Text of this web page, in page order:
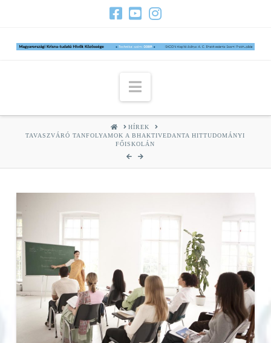
Navigation
HOMEHÍREK
TAVASZVÁRÓ TANFOLYAMOK A BHAKTIVEDANTA HITTUDOMÁNYI
FŐISKOLÁN